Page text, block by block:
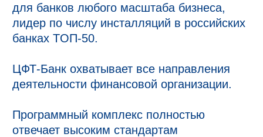
для банков любого масштаба бизнеса,
лидер по числу инсталляций в российских
банках TOП-50.
ЦФТ-Банк охватывает все направления
деятельности финансовой организации.
Программный комплекс полностью
отвечает высоким стандартам